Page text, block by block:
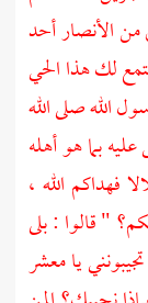
منالأنصارأحد
لك هذا الحي
الله صلى الله
بما هو أهله
فهداكم الله ،
" قالوا : بلى
يا معشر